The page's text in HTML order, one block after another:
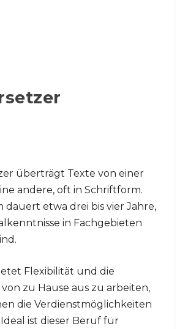
überträgt Texte von einer
andere, oft in Schriftform.
dauert etwa drei bis vier Jahre,
in Fachgebieten
Flexibilität und die
zu Hause aus zu arbeiten,
die Verdienstmöglichkeiten
ist dieser Beruf für